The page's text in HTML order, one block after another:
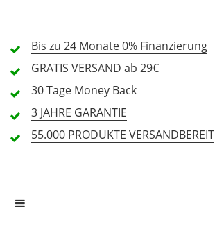
Features (5,0)
Preis/Leistung (4,5)
2 Rezensionen
5 Sterne
Bis zu 24 Monate0% Finanzierung
GRATIS VERSAND ab 29€
30 Tage Money Back
3 JAHRE GARANTIE
55.000 PRODUKTE VERSANDBEREIT